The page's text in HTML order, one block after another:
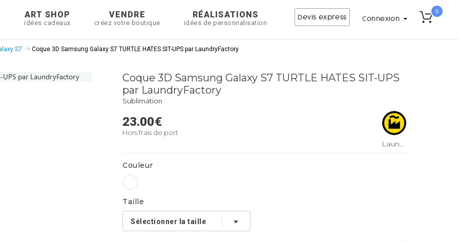
ART SHOP
idées cadeaux
VENDRE
créez votre boutique
RÉALISATIONS
idées de personnalisation
Devis express Connexion
0
S7 Coque 3D Samsung Galaxy S7 TURTLE HATES SIT-UPS par LaundryFactory
Coque 3D Samsung Galaxy S7 TURTLE HATES SIT-UPS
par LaundryFactory
Sublimation
23.00€
Hors frais de port
LaundryFactory
Couleur
Taille